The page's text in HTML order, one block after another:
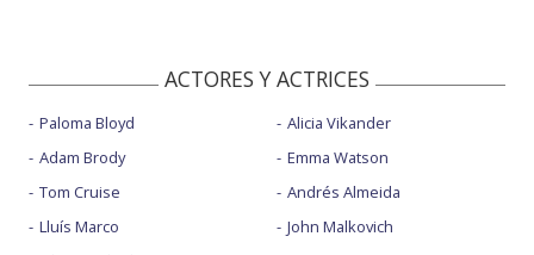
ACTORES Y ACTRICES
Paloma Bloyd
Adam Brody
Tom Cruise
Lluís Marco
Alicia Vikander
Emma Watson
Andrés Almeida
John Malkovich